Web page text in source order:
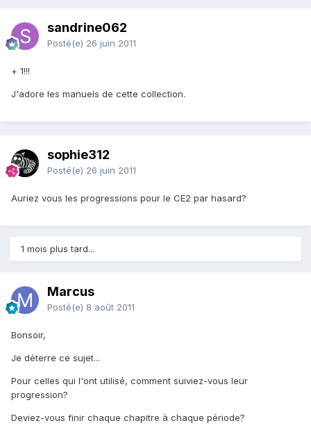
sandrine062
Posté(e) 26 juin 2011
+ 1!!!
J'adore les manuels de cette collection.
sophie312
Posté(e) 26 juin 2011
Auriez vous les progressions pour le CE2 par hasard?
1 mois plus tard...
Marcus
Posté(e) 8 août 2011
Bonsoir,
Je déterre ce sujet...
Pour celles qui l'ont utilisé, comment suiviez-vous leur
progression?
Deviez-vous finir chaque chapitre à chaque période?